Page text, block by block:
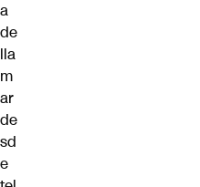
a
de
lla
m
ar
de
sd
e